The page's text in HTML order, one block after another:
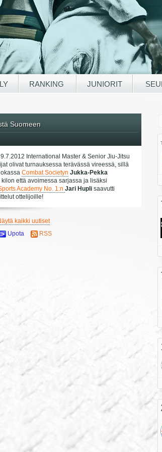
RANKING JUNIORIT
Suomeen
International Master & Senior Jiu-Jitsu
olivat turnauksessa terävässä vireessä, sillä
Combat Societyn Jukka-Pekka
että avoimessa sarjassa ja lisäksi
Academy No. 1:n Jari Huplisaavutti
ottelijoille!
kaikki uutiset
Upota
RSS